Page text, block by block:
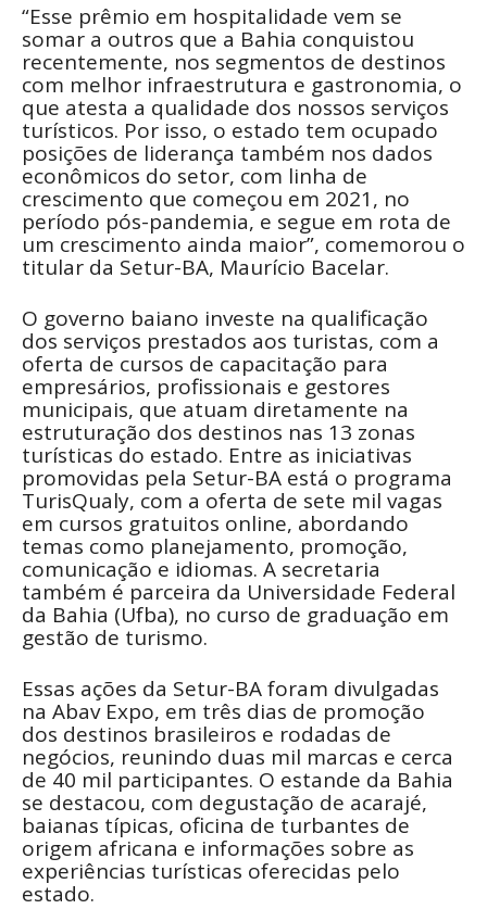
“Esse prêmio em hospitalidade vem se
somar a outros que a Bahia conquistou
recentemente, nos segmentos de destinos
com melhor infraestrutura e gastronomia, o
que atesta a qualidade dos nossos serviços
turísticos. Por isso, o estado tem ocupado
posições de liderança também nos dados
econômicos do setor, com linha de
crescimento que começou em 2021, no
período pós-pandemia, e segue em rota de
um crescimento ainda maior”, comemorou o
titular da Setur-BA, Maurício Bacelar.
O governo baiano investe na qualificação
dos serviços prestados aos turistas, com a
oferta de cursos de capacitação para
empresários, profissionais e gestores
municipais, que atuam diretamente na
estruturação dos destinos nas 13 zonas
turísticas do estado. Entre as iniciativas
promovidas pela Setur-BA está o programa
TurisQualy, com a oferta de sete mil vagas
em cursos gratuitos online, abordando
temas como planejamento, promoção,
comunicação e idiomas. A secretaria
também é parceira da Universidade Federal
da Bahia (Ufba), no curso de graduação em
gestão de turismo.
Essas ações da Setur-BA foram divulgadas
na Abav Expo, em três dias de promoção
dos destinos brasileiros e rodadas de
negócios, reunindo duas mil marcas e cerca
de 40 mil participantes. O estande da Bahia
se destacou, com degustação de acarajé,
baianas típicas, oficina de turbantes de
origem africana e informações sobre as
experiências turísticas oferecidas pelo
estado.